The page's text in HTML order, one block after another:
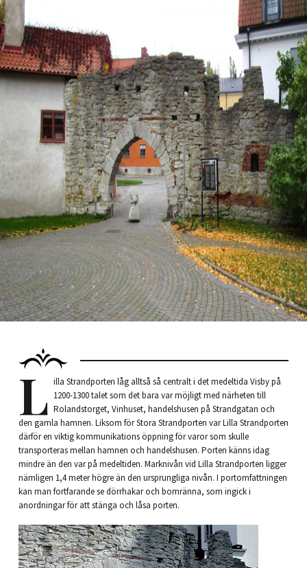
L illa Strandporten låg alltså så centralt i det medeltida Visby på
1200-1300 talet som det bara var möjligt med närheten till
Rolandstorget, Vinhuset, handelshusen på Strandgatan och
den gamla hamnen. Liksom för Stora Strandporten var Lilla Strandporten
därför en viktig kommunikations öppning för varor som skulle
transporteras mellan hamnen och handelshusen. Porten känns idag
mindre än den var på medeltiden. Marknivån vid Lilla Strandporten ligger
nämligen 1,4 meter högre än den ursprungliga nivån. I port­omfattningen
kan man fortfarande se dörrhakar och bomränna, som ingick i
anordningar för att stänga och låsa porten.